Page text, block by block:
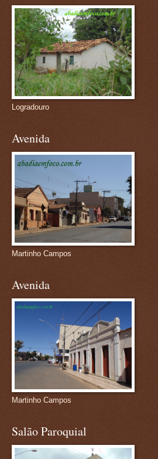
Logradouro
Avenida
Martinho Campos
Avenida
Martinho Campos
Salão Paroquial